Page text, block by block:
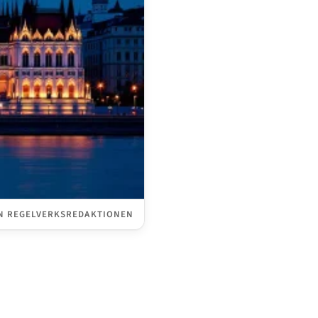
REGELVERKSREDAKTIONEN